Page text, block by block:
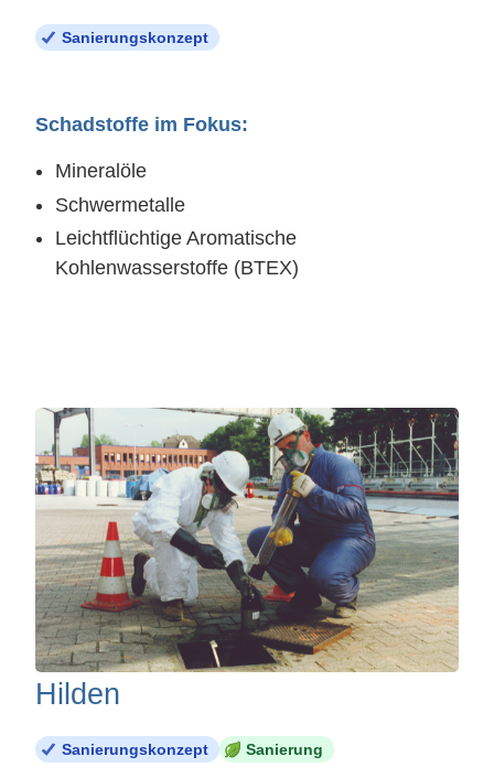
Sanierungskonzept
Schadstoffe im Fokus:
Mineralöle
Schwermetalle
Leichtflüchtige Aromatische
Kohlenwasserstoffe (BTEX)
Hilden
Sanierungskonzept Sanierung